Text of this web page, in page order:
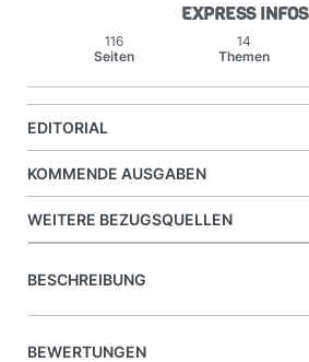
EXPRESS INFOS
116
Seiten
14
Themen
EDITORIAL
KOMMENDE AUSGABEN
WEITERE BEZUGSQUELLEN
BESCHREIBUNG
BEWERTUNGEN